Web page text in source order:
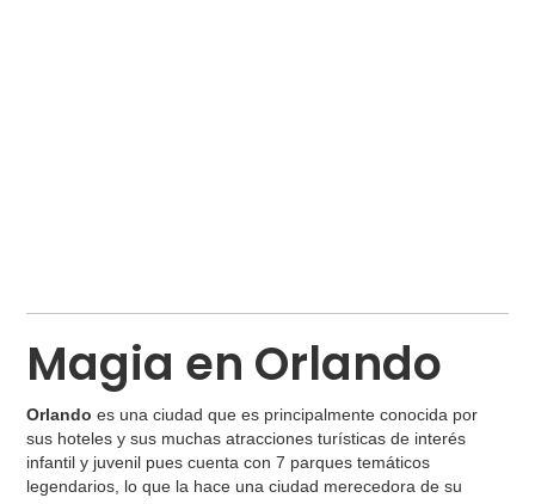
Magia en Orlando
Orlandoes una ciudad que es principalmente conocida por
sus hoteles y sus muchas atracciones turísticas de interés
infantil y juvenil pues cuenta con 7 parques temáticos
legendarios, lo que la hace una ciudad merecedora de su